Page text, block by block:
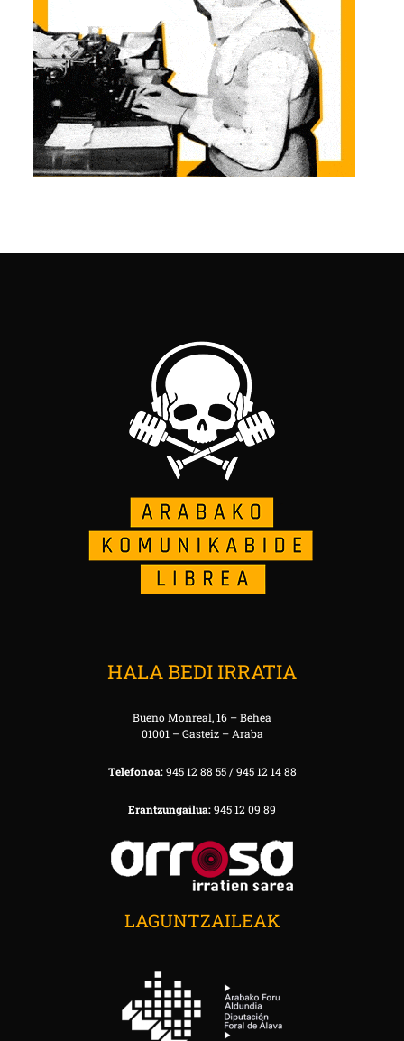
HALA BEDI IRRATIA
Bueno Monreal, 16 – Behea
01001 – Gasteiz – Araba
Telefonoa:945 12 88 55 / 945 12 14 88
Erantzungailua:945 12 09 89
LAGUNTZAILEAK